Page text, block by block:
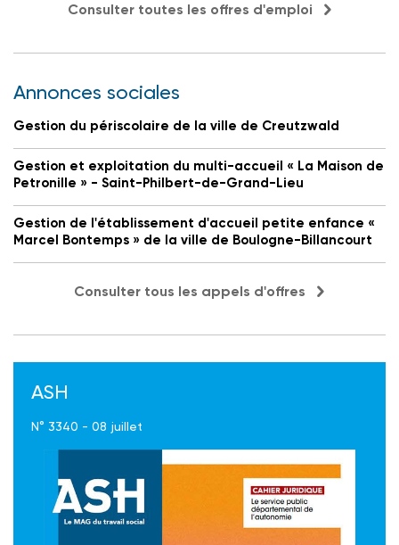
Consulter toutes les offres d'emploi
Annonces sociales
Gestion du périscolaire de la ville de Creutzwald
Gestion et exploitation du multi-accueil « La Maison de
Petronille » - Saint-Philbert-de-Grand-Lieu
Gestion de l'établissement d'accueil petite enfance «
Marcel Bontemps » de la ville de Boulogne-Billancourt
Consulter tous les appels d'offres
ASH
N° 3340 - 08 juillet